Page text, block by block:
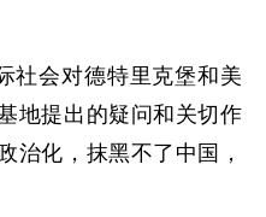
社会对德特里克堡和美
地提出的疑问和关切作
治化，抹黑不了中国，